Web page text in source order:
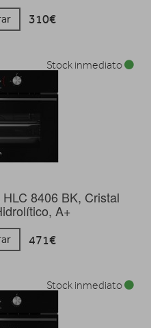
310€
8406 BK, Cristal
A+
471€
Stock inmediato
Stock inmediato